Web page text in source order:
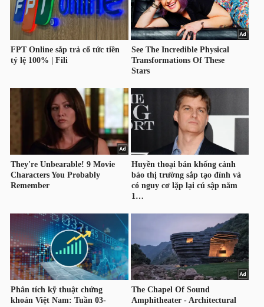
PHÁI
SINH
TRÁI
CÔNG
CỤ
TRUY
XUẤT
DỮ